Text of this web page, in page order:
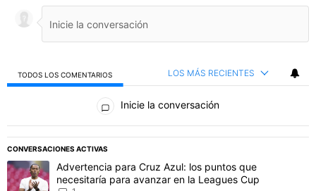
TODOS LOS COMENTARIOS LOS MÁS RECIENTES
Todos los comentarios
Inicie la conversación